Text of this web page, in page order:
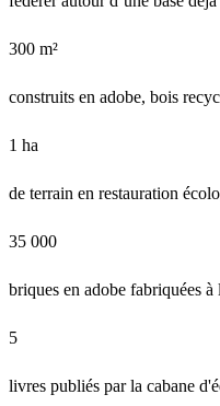
300 m²
construits en adobe, bois
1 ha
de terrain en restauration
35 000
briques en adobe fabriquées à
5
livres publiés par la cabane